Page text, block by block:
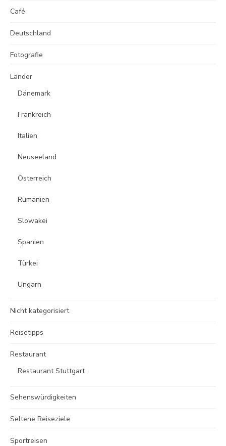
Café
Deutschland
Fotografie
Länder
Dänemark
Frankreich
Italien
Neuseeland
Österreich
Rumänien
Slowakei
Spanien
Türkei
Ungarn
Nicht kategorisiert
Reisetipps
Restaurant
Restaurant Stuttgart
Sehenswürdigkeiten
Seltene Reiseziele
Sportreisen